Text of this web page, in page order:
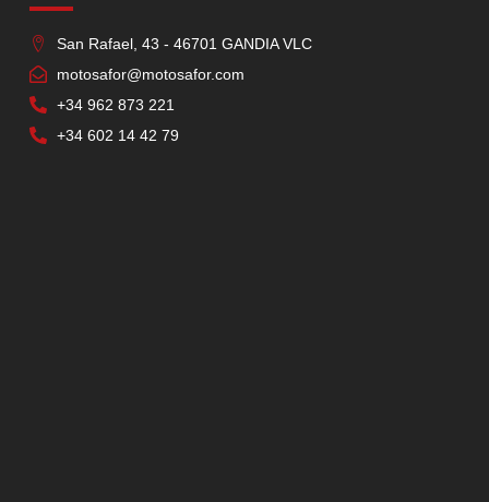
San Rafael, 43 - 46701 GANDIA VLC
motosafor@motosafor.com
+34 962 873 221
+34 602 14 42 79